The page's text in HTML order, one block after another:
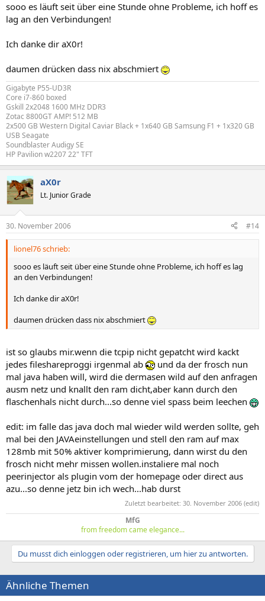
sooo es läuft seit über eine Stunde ohne Probleme, ich hoff es
lag an den Verbindungen!
Ich danke dir aX0r!
daumen drücken dass nix abschmiert
Gigabyte P55-UD3R
Core i7-860 boxed
Gskill 2x2048 1600 MHz DDR3
Zotac 8800GT AMP! 512 MB
2x500 GB Western Digital Caviar Black + 1x640 GB Samsung F1 + 1x320 GB
USB Seagate
Soundblaster Audigy SE
HP Pavilion w2207 22" TFT
aX0r
Lt. Junior Grade
30. November 2006 #14
lionel76 schrieb:
sooo es läuft seit über eine Stunde ohne Probleme, ich hoff es lag
an den Verbindungen!
Ich danke dir aX0r!
daumen drücken dass nix abschmiert
ist so glaubs mir.wenn die tcpip nicht gepatcht wird kackt
jedes fileshareproggi irgenmal ab
und da der frosch nun
mal java haben will, wird die dermasen wild auf den anfragen
ausm netz und knallt den ram dicht,aber kann durch den
flaschenhals nicht durch...so denne viel spass beim leechen
edit: im falle das java doch mal wieder wild werden sollte, geh
mal bei den JAVAeinstellungen und stell den ram auf max
128mb mit 50% aktiver komprimierung, dann wirst du den
frosch nicht mehr missen wollen.instaliere mal noch
peerinjector als plugin vom der homepage oder direct aus
azu...so denne jetz bin ich wech...hab durst
Zuletzt bearbeitet: 30. November 2006 (edit)
MfG
from freedom came elegance...
Du musst dich einloggen oder registrieren, um hier zu antworten.
Ähnliche Themen